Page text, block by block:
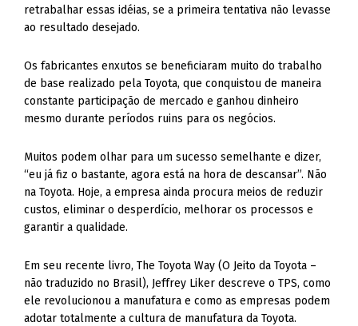
retrabalhar essas idéias, se a primeira tentativa não levasse
ao resultado desejado.
Os fabricantes enxutos se beneficiaram muito do trabalho
de base realizado pela Toyota, que conquistou de maneira
constante participação de mercado e ganhou dinheiro
mesmo durante períodos ruins para os negócios.
Muitos podem olhar para um sucesso semelhante e dizer,
“eu já fiz o bastante, agora está na hora de descansar”. Não
na Toyota. Hoje, a empresa ainda procura meios de reduzir
custos, eliminar o desperdício, melhorar os processos e
garantir a qualidade.
Em seu recente livro, The Toyota Way (O Jeito da Toyota –
não traduzido no Brasil), Jeffrey Liker descreve o TPS, como
ele revolucionou a manufatura e como as empresas podem
adotar totalmente a cultura de manufatura da Toyota.